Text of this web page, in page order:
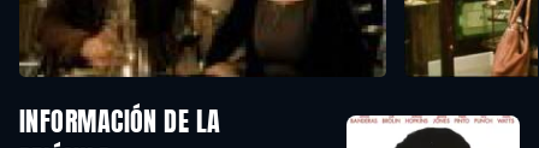
INFORMACIÓN DE LA